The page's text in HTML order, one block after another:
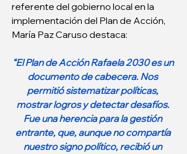
referente del gobierno local en la
implementación del Plan de Acción,
María Paz Caruso destaca:
“El Plan de Acción Rafaela 2030 es un
documento de cabecera. Nos
permitió sistematizar políticas,
mostrar logros y detectar desafíos.
Fue una herencia para la gestión
entrante, que, aunque no compartía
nuestro signo político, recibió un